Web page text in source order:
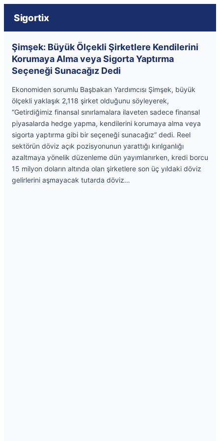
Sigortix
Şimşek: Büyük Ölçekli Şirketlere Kendilerini
Korumaya Alma veya Sigorta Yaptırma
Seçeneği Sunacağız Dedi
Ekonomiden sorumlu Başbakan Yardımcısı Şimşek, büyük
ölçekli yaklaşık 2,118 şirket olduğunu söyleyerek,
“Getirdiğimiz finansal sınırlamalara ilaveten sadece finansal
piyasalarda hedge yapma, kendilerini korumaya alma veya
sigorta yaptırma gibi bir seçeneği sunacağız” dedi. Reel
sektörün döviz açık pozisyonunun yarattığı kırılganlığı
azaltmaya yönelik düzenleme dün yayımlanırken, kredi borcu
15 milyon doların altında olan şirketlere son üç yıldaki döviz
gelirlerini aşmayacak tutarda döviz…